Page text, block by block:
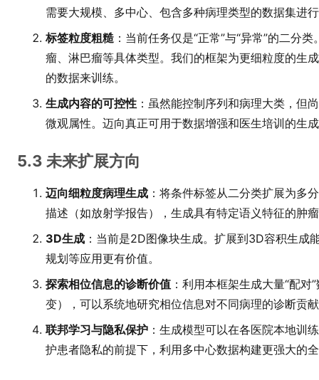
需要大规模、多中心、包含多种病理类型的数据集进
标签粒度粗糙 ：当前任务仅是“正常”与“异常”的二分
瘤、淋巴瘤等具体类型。我们的框架为更细粒度的生
的数据来训练。
生成内容的可控性 ：虽然能控制序列和病理大类，但
微观属性。迈向真正可用于数据增强和医生培训的生
5.3 未来扩展方向
迈向细粒度病理生成 ：将条件标签从二分类扩展为多
描述（如放射学报告），生成具有特定语义特征的肿
3D生成 ：当前是2D图像块生成。扩展到3D容积生成
规划等应用更有价值。
探索相位信息的诊断价值 ：利用本框架生成大量“配
变），可以系统地研究相位信息对不同病理的诊断贡
联邦学习与隐私保护 ：生成模型可以在各医院本地训
护患者隐私的前提下，利用多中心数据构建更强大的